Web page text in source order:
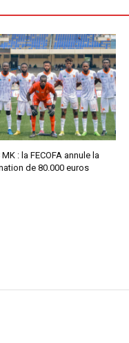
: la FECOFA annule la
de 80.000 euros